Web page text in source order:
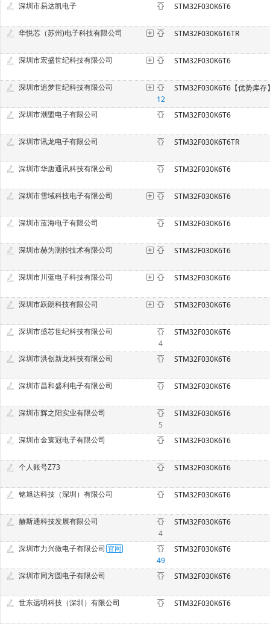
深圳市易达凯电子 STM32F030K6T6
华悦芯（苏州)电子科技有限公司 STM32F030K6T6TR
深圳市宏盛世纪科技有限公司 STM32F030K6T6
深圳市追梦世纪科技有限公司
12
STM32F030K6T6【优势库存
深圳市潮盟电子有限公司 STM32F030K6T6
深圳市讯龙电子有限公司 STM32F030K6T6TR
深圳市华唐通讯科技有限公司 STM32F030K6T6
深圳市雪域科技电子有限公司 STM32F030K6T6
深圳市蓝海电子有限公司 STM32F030K6T6
深圳市赫为测控技术有限公司 STM32F030K6T6
深圳市川蓝电子科技有限公司 STM32F030K6T6
深圳市跃朗科技有限公司 STM32F030K6T6
深圳市盛芯世纪科技有限公司
4
STM32F030K6T6
深圳市洪创新龙科技有限公司 STM32F030K6T6
深圳市昌和盛利电子有限公司 STM32F030K6T6
深圳市辉之阳实业有限公司
5
STM32F030K6T6
深圳市金寰冠电子有限公司 STM32F030K6T6
个人账号Z73 STM32F030K6T6
铭旭达科技（深圳）有限公司 STM32F030K6T6
赫斯通科技发展有限公司
4
STM32F030K6T6
深圳市力兴微电子有限公司
49
STM32F030K6T6
深圳市同方圆电子有限公司 STM32F030K6T6
世东远明科技（深圳）有限公司 STM32F030K6T6